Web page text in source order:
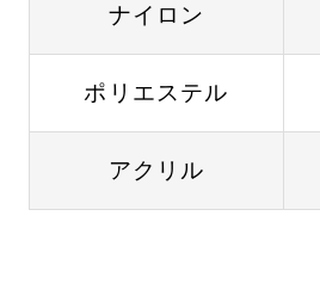
ナイロン
ポリエステル
アクリル